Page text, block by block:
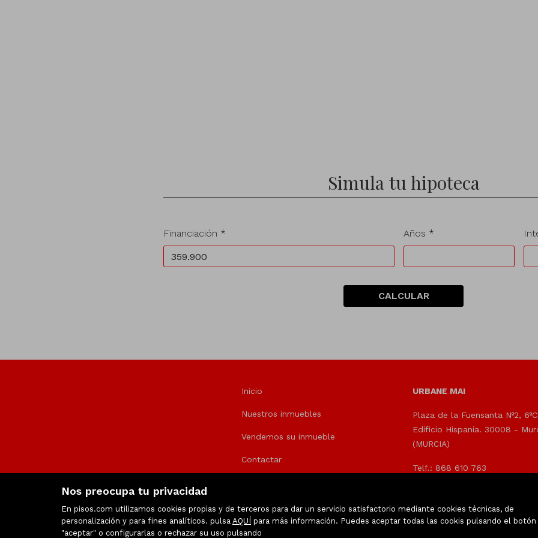
Nos preocupa tu privacidad
En pisos.com utilizamos cookies propias y de terceros para dar un servicio satisfactorio mediante cookies técnicas, de
personalización y para fines analíticos. pulsa AQUÍ para más información. Puedes aceptar todas las cookis pulsando el botón
"aceptar" o configurarlas o rechazar su uso pulsando
Simula tu hipoteca
Financiación * Años *
CALCULAR
Inicio
Nuestros inmuebles
Vendemos su inmueble
Contactar
URBANE MAI
Plaza de la Fuensanta Nº2,
Edificio Hispania. 30008 -
(MURCIA)
Telf.: 868 610 763